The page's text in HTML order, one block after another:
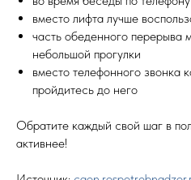
вместо лифта лучше
часть обеденного перерыва
небольшой прогулки
вместо телефонного звонка
пройдитесь до него
Обратите каждый свой шаг в
активнее!